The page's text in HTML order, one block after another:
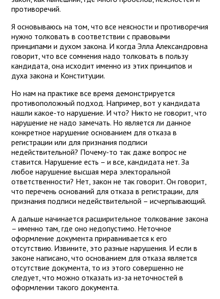
противоречий.
Я основываюсь на том, что все неясности и противоречия
нужно толковать в соответствии с правовыми
принципами и духом закона. И когда Элла Александровна
говорит, что все сомнения надо толковать в пользу
кандидата, она исходит именно из этих принципов и
духа закона и Конституции.
Но нам на практике все время демонстрируется
противоположный подход. Например, вот у кандидата
нашли какое-то нарушение. И что? Никто не говорит, что
нарушение не надо замечать. Но является ли данное
конкретное нарушение основанием для отказа в
регистрации или для признания подписи
недействительной? Почему-то так даже вопрос не
ставится. Нарушение есть – и все, кандидата нет. За
любое нарушение высшая мера электоральной
ответственности? Нет, закон не так говорит. Он говорит,
что перечень оснований для отказа в регистрации, для
признания подписи недействительной – исчерпывающий.
А дальше начинается расширительное толкование закона
– именно там, где оно недопустимо. Неточное
оформление документа приравнивается к его
отсутствию. Извините, это разные нарушения. И если в
законе написано, что основанием для отказа является
отсутствие документа, то из этого совершенно не
следует, что можно отказать из-за неточностей в
оформлении такого документа.